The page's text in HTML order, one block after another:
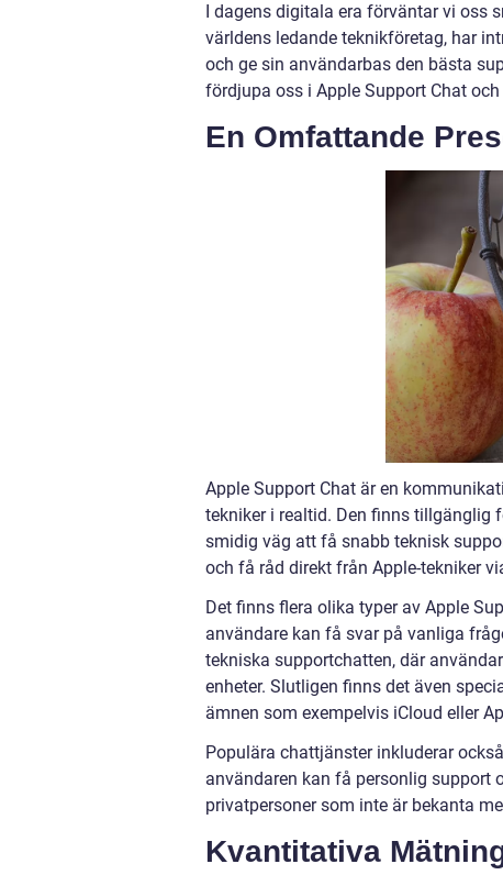
I dagens digitala era förväntar vi oss
världens ledande teknikföretag, har
och ge sin användarbas den bästa
fördjupa oss i Apple Support Chat
En Omfattande
Apple Support Chat är en
tekniker i realtid. Den finns tillgänglig
smidig väg att få snabb teknisk
och få råd direkt från Apple-tekniker
Det finns flera olika typer av Apple
användare kan få svar på vanliga
tekniska supportchatten, där
enheter. Slutligen finns det även
ämnen som exempelvis iCloud eller
Populära chattjänster inkluderar
användaren kan få personlig support
privatpersoner som inte är bekanta
Kvantitativa